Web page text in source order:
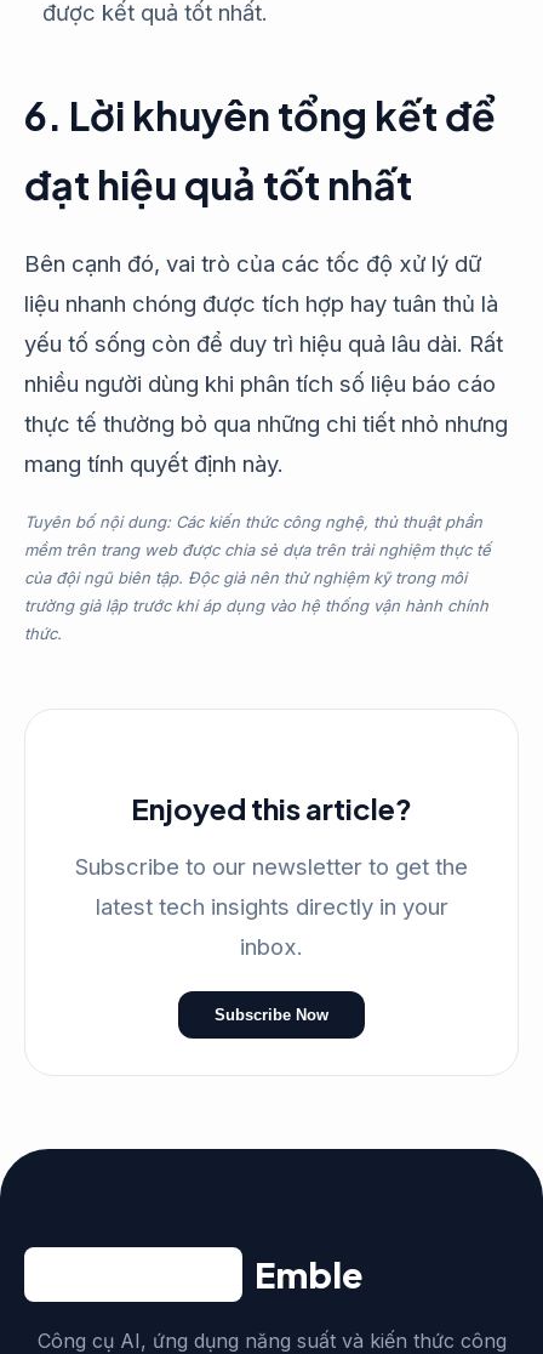
được kết quả tốt nhất.
6. Lời khuyên tổng kết để
đạt hiệu quả tốt nhất
Bên cạnh đó, vai trò của các tốc độ xử lý dữ
liệu nhanh chóng được tích hợp hay tuân thủ là
yếu tố sống còn để duy trì hiệu quả lâu dài. Rất
nhiều người dùng khi phân tích số liệu báo cáo
thực tế thường bỏ qua những chi tiết nhỏ nhưng
mang tính quyết định này.
Tuyên bố nội dung: Các kiến thức công nghệ, thủ thuật phần
mềm trên trang web được chia sẻ dựa trên trải nghiệm thực tế
của đội ngũ biên tập. Độc giả nên thử nghiệm kỹ trong môi
trường giả lập trước khi áp dụng vào hệ thống vận hành chính
thức.
Enjoyed this article?
Subscribe to our newsletter to get the
latest tech insights directly in your
inbox.
Subscribe Now
Emble
Công cụ AI, ứng dụng năng suất và kiến thức công